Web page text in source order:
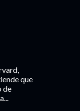
que
de